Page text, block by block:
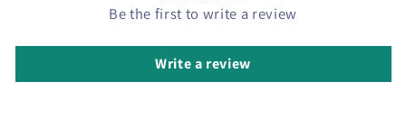
Be the first to write a review
Write a review